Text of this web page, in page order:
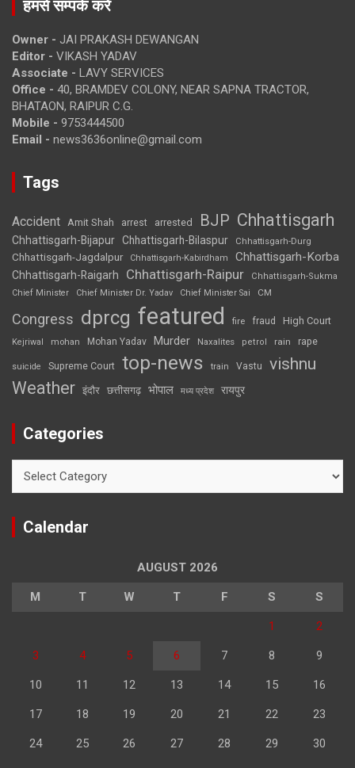
हमसे सम्पर्क करें
Owner - JAI PRAKASH DEWANGAN
Editor - VIKASH YADAV
Associate - LAVY SERVICES
Office - 40, BRAMDEV COLONY, NEAR SAPNA TRACTOR,
BHATAON, RAIPUR C.G.
Mobile - 9753444500
Email - news3636online@gmail.com
Tags
Accident Amit Shah arrest arrested BJP Chhattisgarh
Chhattisgarh-Bijapur Chhattisgarh-Bilaspur Chhattisgarh-Durg
Chhattisgarh-Jagdalpur Chhattisgarh-Kabirdham Chhattisgarh-Korba
Chhattisgarh-Raigarh Chhattisgarh-Raipur
Chhattisgarh-Sukma
Chief Minister
Chief Minister Dr. Yadav Chief Minister Sai CM
Congress dprcg featured fire fraud High Court
Kejriwal mohan Mohan Yadav Murder Naxalites petrol rain rape
suicide Supreme Court top-news train Vastu vishnu
Weather इंदौर छत्तीसगढ़ भोपाल मध्य प्रदेश रायपुर
Categories
Calendar
AUGUST 2026
M T W T F S S
1 2
3 4 5 6 7 8 9
10 11 12 13 14 15 16
17 18 19 20 21 22 23
24 25 26 27 28 29 30